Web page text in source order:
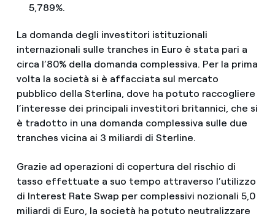
5,789%.
La domanda degli investitori istituzionali
internazionali sulle tranches in Euro è stata pari a
circa l’80% della domanda complessiva. Per la prima
volta la società si è affacciata sul mercato
pubblico della Sterlina, dove ha potuto raccogliere
l’interesse dei principali investitori britannici, che si
è tradotto in una domanda complessiva sulle due
tranches vicina ai 3 miliardi di Sterline.
Grazie ad operazioni di copertura del rischio di
tasso effettuate a suo tempo attraverso l’utilizzo
di Interest Rate Swap per complessivi nozionali 5,0
miliardi di Euro, la società ha potuto neutralizzare